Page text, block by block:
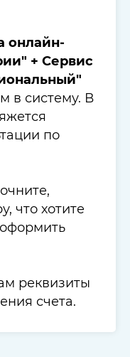
онлайн-
+ Сервис
в систему. В
по
что хотите
реквизиты
счета.